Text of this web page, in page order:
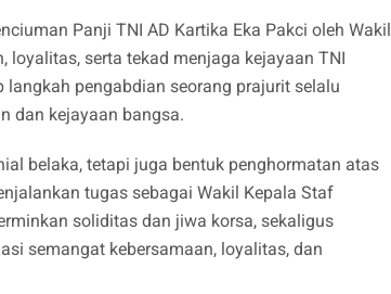
Panji TNI AD Kartika Eka Pakci oleh Wakil
serta tekad menjaga kejayaan TNI
pengabdian seorang prajurit selalu
dan kejayaan bangsa.
belaka, tetapi juga bentuk penghormatan atas
tugas sebagai Wakil Kepala Staf
soliditas dan jiwa korsa, sekaligus
semangat kebersamaan, loyalitas, dan